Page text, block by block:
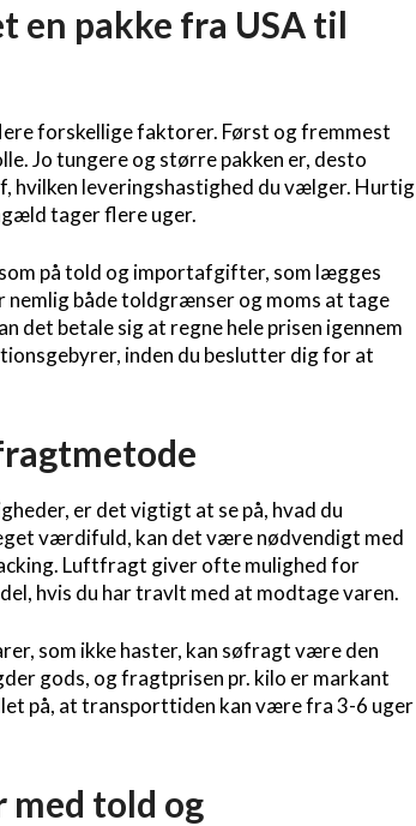
en pakke fra USA til
forskellige faktorer. Først og fremmest
Jo tungere og større pakken er, desto
leveringshastighed du vælger. Hurtig
tager flere uger.
på told og importafgifter, som lægges
nemlig både toldgrænser og moms at tage
det betale sig at regne hele prisen igennem
inden du beslutter dig for at
er det vigtigt at se på, hvad du
værdifuld, kan det være nødvendigt med
Luftfragt giver ofte mulighed for
hvis du har travlt med at modtage varen.
som ikke haster, kan søfragt være den
gods, og fragtprisen pr. kilo er markant
på, at transporttiden kan være fra 3-6 uger
med told og